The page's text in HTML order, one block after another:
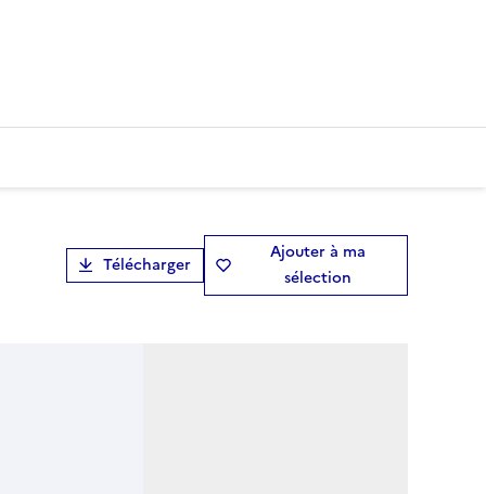
Télécharger
Ajouter à ma
sélection